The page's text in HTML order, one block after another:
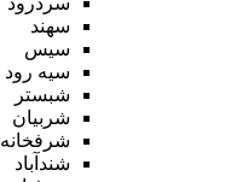
سهند
سیس
سیه رود
شبستر
شربیان
شرفخانه
شندآباد